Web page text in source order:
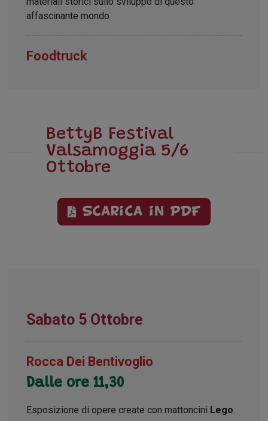
affascinante mondo
Foodtruck
BettyB Festival
Valsamoggia 5/6
Ottobre
Scarica in PDF
Sabato 5 Ottobre
Rocca Dei Bentivoglio
Dalle ore 11,30
Esposizione di opere create con mattoncini Lego.